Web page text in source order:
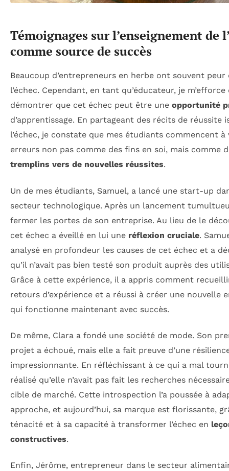
Témoignages sur l’enseignement de
comme source de succès
Beaucoup d’entrepreneurs en herbe ont souvent peur
l’échec. Cependant, en tant qu’éducateur, je
démontrer que cet échec peut être une opportunité
d’apprentissage. En partageant des récits de réussite
l’échec, je constate que mes étudiants commencent à
erreurs non pas comme des fins en soi, mais comme
tremplins vers de nouvelles réussites.
Un de mes étudiants, Samuel, a lancé une start-up
secteur technologique. Après un lancement
fermer les portes de son entreprise. Au lieu de le
cet échec a éveillé en lui une réflexion cruciale.
analysé en profondeur les causes de cet échec et a
qu’il n’avait pas bien testé son produit auprès des
Grâce à cette expérience, il a appris comment
retours d’expérience et a réussi à créer une nouvelle
qui fonctionne maintenant avec succès.
De même, Clara a fondé une société de mode. Son
projet a échoué, mais elle a fait preuve d’une
impressionnante. En réfléchissant à ce qui a mal
réalisé qu’elle n’avait pas fait les recherches
cible de marché. Cette introspection l’a poussée à
approche, et aujourd’hui, sa marque est florissante,
ténacité et à sa capacité à transformer l’échec en
constructives.
Enfin, Jérôme, entrepreneur dans le secteur